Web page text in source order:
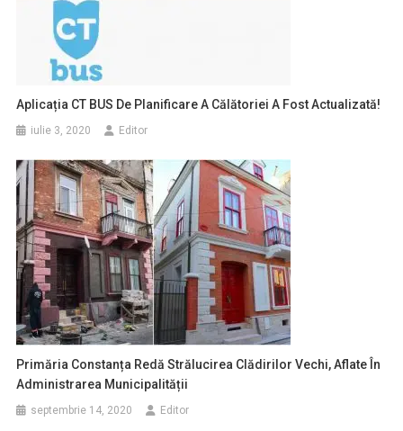
Aplicația CT BUS De Planificare A Călătoriei A Fost Actualizată!
iulie 3, 2020 Editor
Primăria Constanța Redă Strălucirea Clădirilor Vechi, Aflate În
Administrarea Municipalității
septembrie 14, 2020 Editor